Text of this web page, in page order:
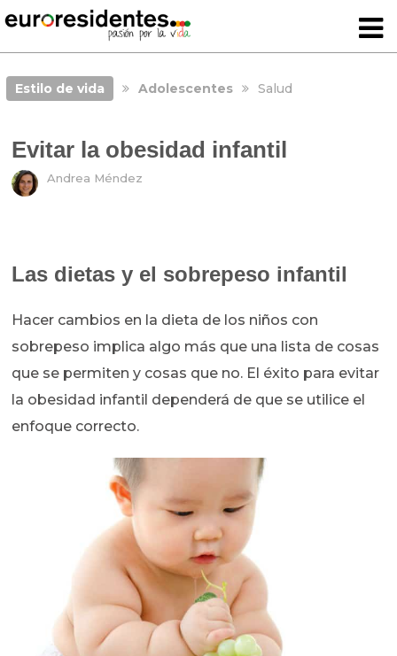
Estilo de vida Adolescentes Salud
Evitar la obesidad infantil
Andrea Méndez
Las dietas y el sobrepeso infantil
Hacer cambios en la dieta de los niños con
sobrepeso implica algo más que una lista de cosas
que se permiten y cosas que no. El éxito para evitar
la obesidad infantil dependerá de que se utilice el
enfoque correcto.